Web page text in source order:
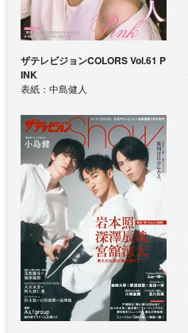
ザテレビジョンCOLORS Vol.61 P
INK
表紙：中島健人